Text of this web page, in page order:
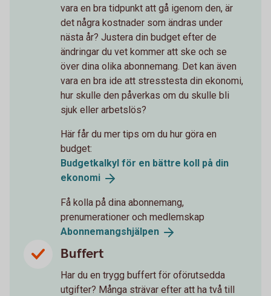
vara en bra tidpunkt att gå igenom den, är
det några kostnader som ändras under
nästa år? Justera din budget efter de
ändringar du vet kommer att ske och se
över dina olika abonnemang. Det kan även
vara en bra ide att stresstesta din ekonomi,
hur skulle den påverkas om du skulle bli
sjuk eller arbetslös?
Här får du mer tips om du hur göra en
budget:
Budgetkalkyl för en bättre koll på din
ekonomi
Få kolla på dina abonnemang,
prenumerationer och medlemskap
Abonnemangshjälpen
Buffert
Har du en trygg buffert för oförutsedda
utgifter? Många strävar efter att ha två till